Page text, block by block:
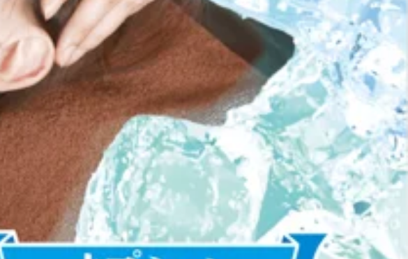
♪明日、8月7日(金) のご予約状況のお知らせです！明日は10：00～11：20、
すいかと思います！ペアでご案内出来るお時間もございますので、是非お気
ております。ご予約いただく際には変動が起きている場合もございますので、
ことが増えた…」「ふくらはぎがパンパンで歩くのがつらい」というお声を
よる冷えや立ち仕事・デスクワークによる血行不良も、足の疲れを感じやすく
ぎが張りやすい・夕方になると足が重だるい・歩くと疲れやすい・足先が冷え
店では、お身体全体のバランスを確認しながら、脚・ふくらはぎのお疲れも
まだご案内できるお時間がございます！お買い物の合間やお仕事帰りにもぜひ
合っているのか分からない…』という方はぜひ一度、お越しになって、私達ス
をとり入れたリラク系ボディケア♪マッサージとは違うボディケアで、お身
島 1-2-1 イトーヨーカドー曳舟店2F
す♪明日、8月6日(木) のご予約状況のお知らせです！明日は11：00～19：00や
お越しくださいませ！お電話もお待ちしております！※当ブログ投稿時の予約
ご了承くださいませ。 ご閲覧頂きありがとうございます！東武曳舟駅、京成
日は11：00～19：00や20：10～21：00のお時間帯に空きがございます。ペア
※当ブログ投稿時の予約状況をもとにして掲載しております。ご予約いただく
り、お盆休みがもう少しという方もいらっしゃるのではないでしょうか？お
のメンテナンスに！Re.Ra.Kuでボディケアはいかがでしょうか？只今、夏季
部の”スッキリ感”が期待できる夏のイチオシオプションメニューです！ぜひ
の提案・提供しております！『どんなコースが合っているのか分からない…』
ます♪『肩甲骨ストレッチ＆骨盤ストレッチ』をとり入れたリラク系ボディ
♪明日、8月5日(水) のご予約状況のお知らせです！明日は12：00～13：40、
軽にお越しくださいませ！お電話もお待ちしております！※当ブログ投稿時の
予めご了承くださいませ。みなさん こんにちは！今日は箸の日です！【は
4日に記念日を制定しております。箸を正しく使い、美しい所作を身につけ